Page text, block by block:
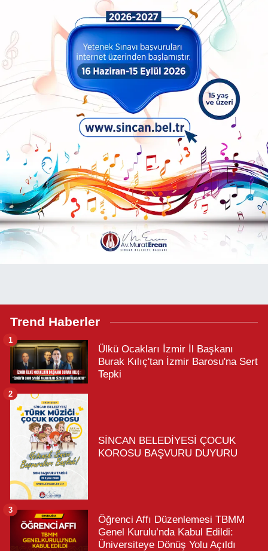
Trend Haberler
Ülkü Ocakları İzmir İl Başkanı
Burak Kılıç'tan İzmir Barosu'na Sert
Tepki
1
SİNCAN BELEDİYESİ ÇOCUK
KOROSU BAŞVURU DUYURU
2
Öğrenci Affı Düzenlemesi TBMM
Genel Kurulu’nda Kabul Edildi:
Üniversiteye Dönüş Yolu Açıldı
3